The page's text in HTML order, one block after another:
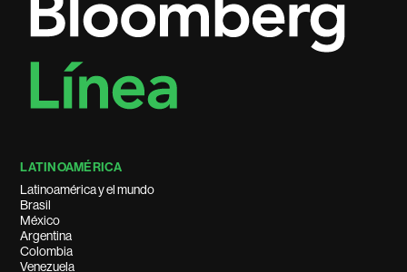
LATINOAMÉRICA
Latinoamérica y el mundo
Brasil
México
Argentina
Colombia
Venezuela